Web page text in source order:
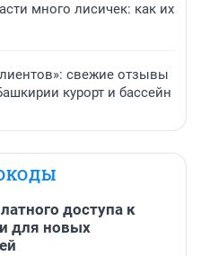
много лисичек: как их
свежие отзывы
курорт и бассейн
доступа к
для новых